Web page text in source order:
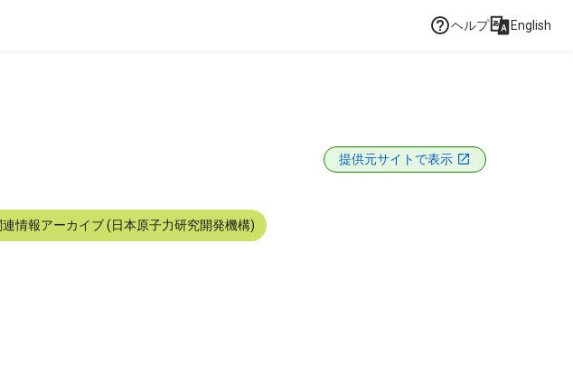
ヘルプ English
提供元サイトで表示
情報アーカイブ (日本原子力研究開発機構)